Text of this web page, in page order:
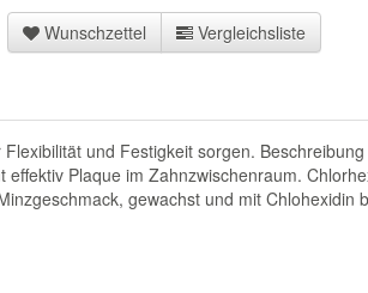
Wunschzettel Vergleichsliste
und Festigkeit sorgen.
Plaque im Zahnzwischenraum.
gewachst und mit Chlohexidin